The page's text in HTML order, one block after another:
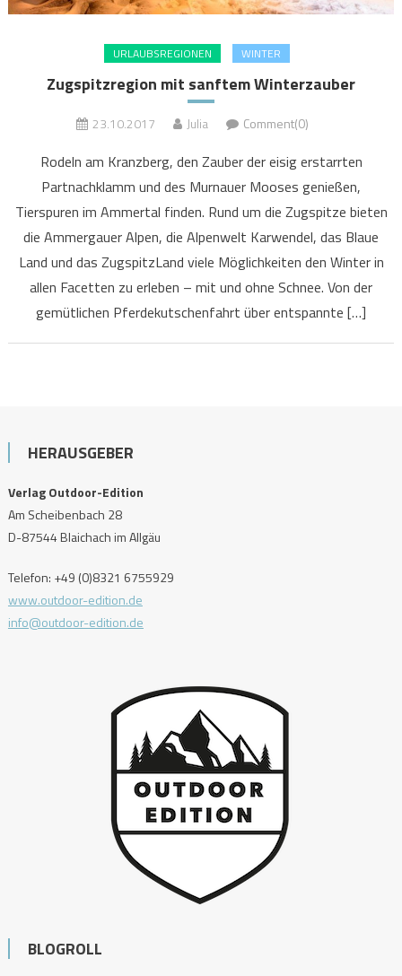
URLAUBSREGIONEN WINTER
Zugspitzregion mit sanftem Winterzauber
23.10.2017 Julia Comment(0)
Rodeln am Kranzberg, den Zauber der eisig erstarrten
Partnachklamm und des Murnauer Mooses genießen,
Tierspuren im Ammertal finden. Rund um die Zugspitze bieten
die Ammergauer Alpen, die Alpenwelt Karwendel, das Blaue
Land und das ZugspitzLand viele Möglichkeiten den Winter in
allen Facetten zu erleben – mit und ohne Schnee. Von der
gemütlichen Pferdekutschenfahrt über entspannte […]
HERAUSGEBER
Verlag Outdoor-Edition
Am Scheibenbach 28
D-87544 Blaichach im Allgäu
Telefon: +49 (0)8321 6755929
www.outdoor-edition.de
info@outdoor-edition.de
BLOGROLL